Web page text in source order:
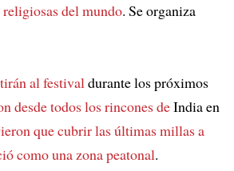
religiosas del mundo. Se organiza
al festivaldurante los próximos
desde todos los rincones deIndia en
que cubrir las últimas millas a
como una zona peatonal.